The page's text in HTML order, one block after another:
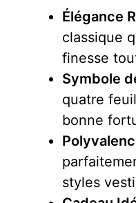
Élégance
classique
finesse
Symbole
quatre
bonne
styles